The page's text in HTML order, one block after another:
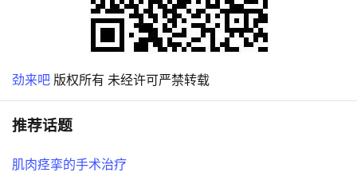
劲来吧 版权所有 未经许可严禁转载
推荐话题
肌肉痉挛的手术治疗